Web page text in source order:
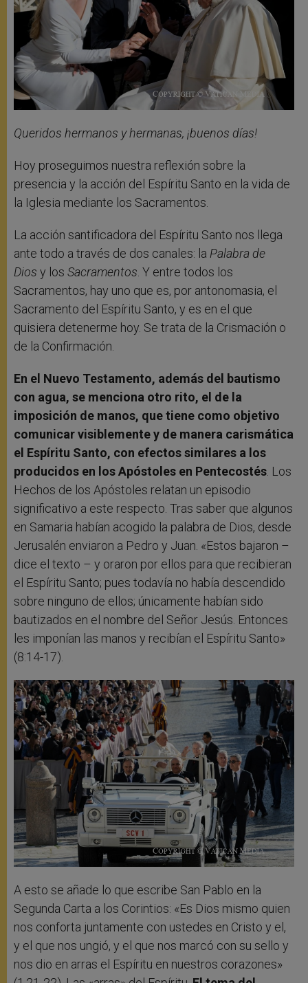
Queridos hermanos y hermanas, ¡buenos días!
Hoy proseguimos nuestra reflexión sobre la
presencia y la acción del Espíritu Santo en la vida de
la Iglesia mediante los Sacramentos.
La acción santificadora del Espíritu Santo nos llega
ante todo a través de dos canales: la Palabra de
Dios y los Sacramentos . Y entre todos los
Sacramentos, hay uno que es, por antonomasia, el
Sacramento del Espíritu Santo, y es en el que
quisiera detenerme hoy. Se trata de la Crismación o
de la Confirmación.
En el Nuevo Testamento, además del bautismo
con agua, se menciona otro rito, el de la
imposición de manos, que tiene como objetivo
comunicar visiblemente y de manera carismática
el Espíritu Santo, con efectos similares a los
producidos en los Apóstoles en Pentecostés . Los
Hechos de los Apóstoles relatan un episodio
significativo a este respecto. Tras saber que algunos
en Samaria habían acogido la palabra de Dios, desde
Jerusalén enviaron a Pedro y Juan. «Estos bajaron –
dice el texto – y oraron por ellos para que recibieran
el Espíritu Santo; pues todavía no había descendido
sobre ninguno de ellos; únicamente habían sido
bautizados en el nombre del Señor Jesús. Entonces
les imponían las manos y recibían el Espíritu Santo»
(8:14-17).
A esto se añade lo que escribe San Pablo en la
Segunda Carta a los Corintios: «Es Dios mismo quien
nos conforta juntamente con ustedes en Cristo y el,
y el que nos ungió, y el que nos marcó con su sello y
nos dio en arras el Espíritu en nuestros corazones»